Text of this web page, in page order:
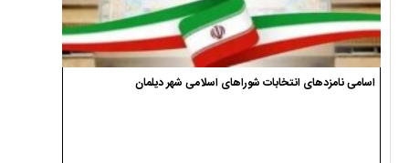
اسامی نامزدهای انتخابات شوراهای اسلامی شهر دیلمان